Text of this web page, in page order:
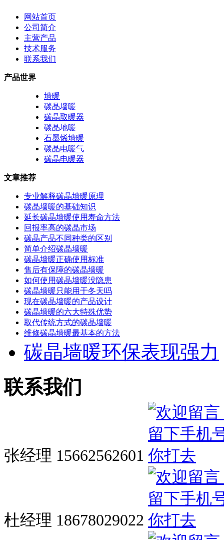
网站首页
公司简介
主营产品
技术服务
联系我们
产品世界
墙暖
碳晶墙暖
碳晶取暖器
碳晶地暖
石墨烯墙暖
碳晶电暖气
碳晶电暖器
文章推荐
专业解释碳晶墙暖原理
碳晶墙暖的基础知识
延长碳晶墙暖使用寿命方法
回报率高的碳晶市场
碳晶产品不同种类的区别
简单介绍碳晶墙暖
碳晶墙暖正确使用标准
售后有保障的碳晶墙暖
如何使用碳晶墙暖没隐患
碳晶墙暖只能用于冬天吗
现在碳晶墙暖的产品设计
碳晶墙暖的六大特殊优势
取代传统方式的碳晶墙暖
维修碳晶墙暖最基本的方法
碳晶墙暖环保表现强力
联系我们
张经理 15662562601
杜经理 18678029022